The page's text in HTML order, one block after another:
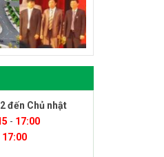
đến Chủ nhật
- 17:00
17:00